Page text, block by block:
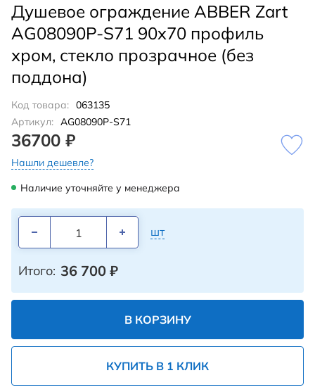
Душевое ограждение ABBER Zart
AG08090P-S71 90x70 профиль
хром, стекло прозрачное (без
поддона)
Код товара: 063135
Артикул: AG08090P-S71
36700 ₽
Нашли дешевле?
Наличие уточняйте у менеджера
шт
Итого: 36 700 ₽
В КОРЗИНУ
КУПИТЬ В 1 КЛИК